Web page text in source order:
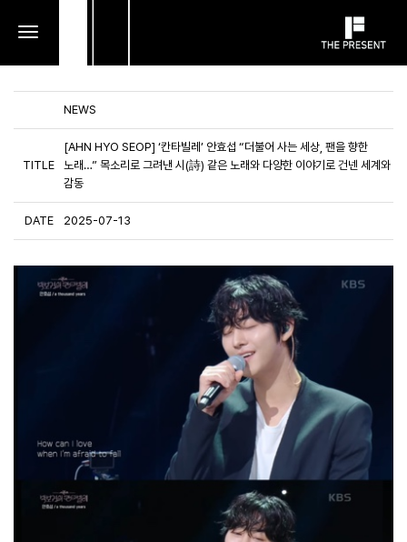
toggle
NEWS
TITLE
[AHN HYO SEOP] ‘칸타빌레’ 안효섭 “더불어 사는 세상, 팬을 향한
노래…” 목소리로 그려낸 시(詩) 같은 노래와 다양한 이야기로 건넨 세계와
감동
DATE 2025-07-13